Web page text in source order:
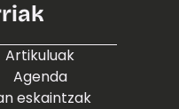
Artikuluak
Agenda
eskaintzak